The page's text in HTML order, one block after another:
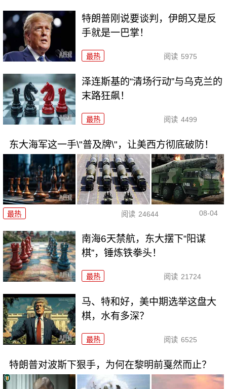
特朗普刚说要谈判，伊朗又是反
手就是一巴掌！
最热 阅读 5975
泽连斯基的“清场行动”与乌克兰的
末路狂飙！
最热 阅读 4499
东大海军这一手\"普及牌\"，让美西方彻底破防！
最热 阅读 24644 08-04
南海6天禁航，东大摆下“阳谋
棋”，锤炼铁拳头！
最热 阅读 21724
马、特和好，美中期选举这盘大
棋，水有多深？
最热 阅读 6525
特朗普对波斯下狠手，为何在黎明前戛然而止？